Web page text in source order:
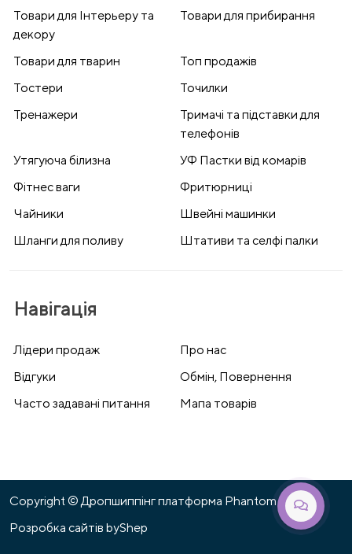
Товари для Інтерьеру та
декору
Товари для прибирання
Товари для тварин
Топ продажів
Тостери
Точилки
Тренажери
Тримачі та підставки для
телефонів
Утягуюча білизна
УФ Пастки від комарів
Фітнес ваги
Фритюрниці
Чайники
Швейні машинки
Шланги для поливу
Штативи та селфі палки
Навігація
Лідери продаж
Про нас
Відгуки
Обмін, Повернення
Часто задавані питання
Мапа товарів
Copyright © Дропшиппінг платформа Phantom 2026
Розробка сайтів byShep